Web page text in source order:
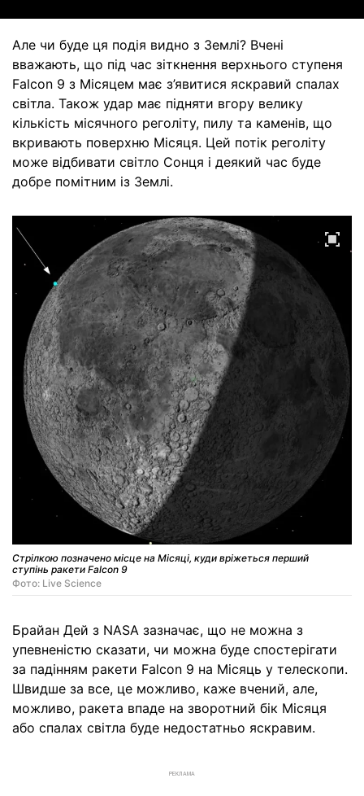
Але чи буде ця подія видно з Землі? Вчені
вважають, що під час зіткнення верхнього ступеня
Falcon 9 з Місяцем має з’явитися яскравий спалах
світла. Також удар має підняти вгору велику
кількість місячного реголіту, пилу та каменів, що
вкривають поверхню Місяця. Цей потік реголіту
може відбивати світло Сонця і деякий час буде
добре помітним із Землі.
Стрілкою позначено місце на Місяці, куди вріжеться перший
ступінь ракети Falcon 9
Фото: Live Science
Брайан Дей з NASA зазначає, що не можна з
упевненістю сказати, чи можна буде спостерігати
за падінням ракети Falcon 9 на Місяць у телескопи.
Швидше за все, це можливо, каже вчений, але,
можливо, ракета впаде на зворотний бік Місяця
або спалах світла буде недостатньо яскравим.
РЕКЛАМА